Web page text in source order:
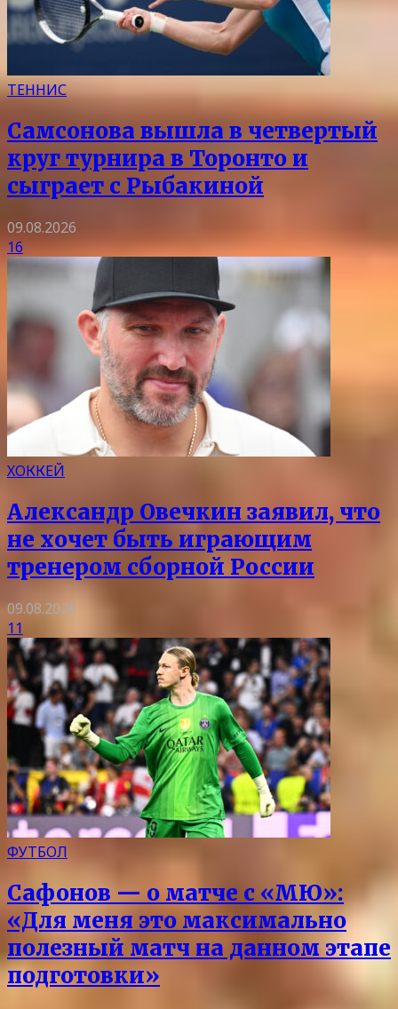
ТЕННИС
Самсонова вышла в четвертый
круг турнира в Торонто и
сыграет с Рыбакиной
09.08.2026
16
ХОККЕЙ
Александр Овечкин заявил, что
не хочет быть играющим
тренером сборной России
09.08.2026
11
ФУТБОЛ
Сафонов — о матче с «МЮ»:
«Для меня это максимально
полезный матч на данном этапе
подготовки»